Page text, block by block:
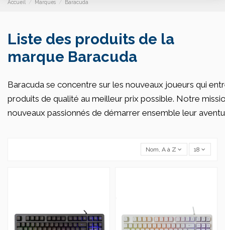
Accueil Marques Baracuda
Liste des produits de la
marque Baracuda
Baracuda se concentre sur les nouveaux joueurs qui
produits de qualité au meilleur prix possible. Notre
nouveaux passionnés de démarrer ensemble leur
Nom, A à Z 18